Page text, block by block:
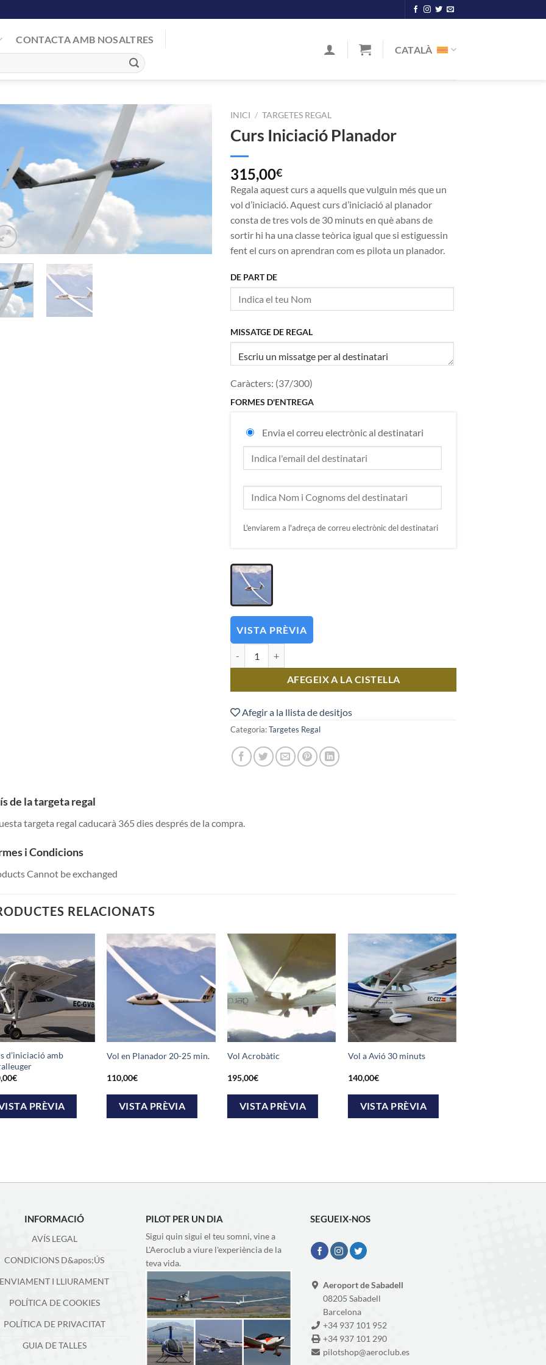
CONTACTA AMB NOSALTRES
CATALÀ
llista de
INICI / TARGETES REGAL
Curs Iniciació Planador
315,00€
Regala aquest curs a aquells que vulguin més que un
vol d’iniciació. Aquest curs d’iniciació al planador
consta de tres vols de 30 minuts en què abans de
sortir hi ha una classe teòrica igual que si estiguessin
fent el curs on aprendran com es pilota un planador.
DE PART DE
MISSATGE DE REGAL
Caràcters: (37/300)
FORMES D'ENTREGA
Envia el correu electrònic al destinatari
L'enviarem a l'adreça de correu electrònic del destinatari
VISTA PRÈVIA
AFEGEIX A LA CISTELLA
Afegir a la llista de desitjos
Categoria:Targetes Regal
de la targeta regal
targeta regal caducarà 365 dies després de la compra.
i Condicions
Cannot be exchanged
RELACIONATS
Afegir a
la llista
desitjos
d’iniciació amb
€
PRÈVIA
Afegir a
desitjos
Vol en Planador 20-25 min.
110,00€
VISTA PRÈVIA
Afegir a
la llista
de
desitjos
Vol Acrobàtic
195,00€
VISTA PRÈVIA
Afegir a
la llista
de
desitjos
Vol a Avió 30 minuts
140,00€
VISTA PRÈVIA
INFORMACIÓ
AVÍS LEGAL
CONDICIONS D&apos;ÚS
ENVIAMENT I LLIURAMENT
POLÍTICA DE COOKIES
POLÍTICA DE PRIVACITAT
GUIA DE TALLES
PILOT PER UN DIA
Sigui quin sigui el teu somni, vine a
L'Aeroclub a viure l'experiència de la
teva vida.
SEGUEIX-NOS
Aeroport de Sabadell
08205 Sabadell
Barcelona
+34 937 101 952
+34 937 101 290
pilotshop@aeroclub.es